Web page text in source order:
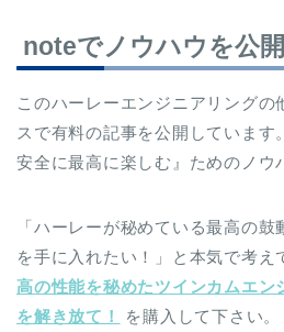
noteでノウハウを公
このハーレーエンジニアリングの
スで有料の記事を公開しています
安全に最高に楽しむ』ためのノウ
「ハーレーが秘めている最高の
を手に入れたい！」と本気で考え
高の性能を秘めたツインカムエン
を解き放て！
を購入して下さい。